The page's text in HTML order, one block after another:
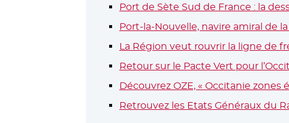
Port de Sète Sud de France : la
Port-la-Nouvelle, navire amiral de
La Région veut rouvrir la ligne de
Retour sur le Pacte Vert pour
Découvrez OZE, « Occitanie
Retrouvez les Etats Généraux du